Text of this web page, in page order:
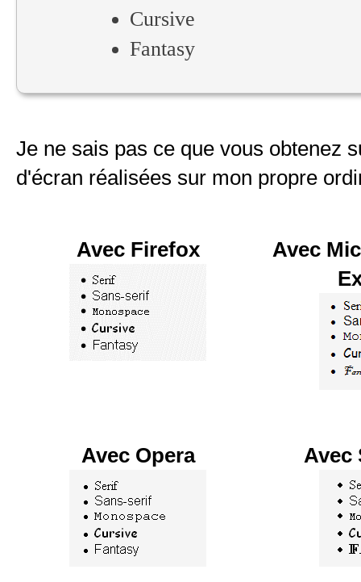
Cursive
Fantasy
Je ne sais pas ce que vous obtenez
d'écran réalisées sur mon propre
Avec Firefox
Avec
Avec Opera Avec